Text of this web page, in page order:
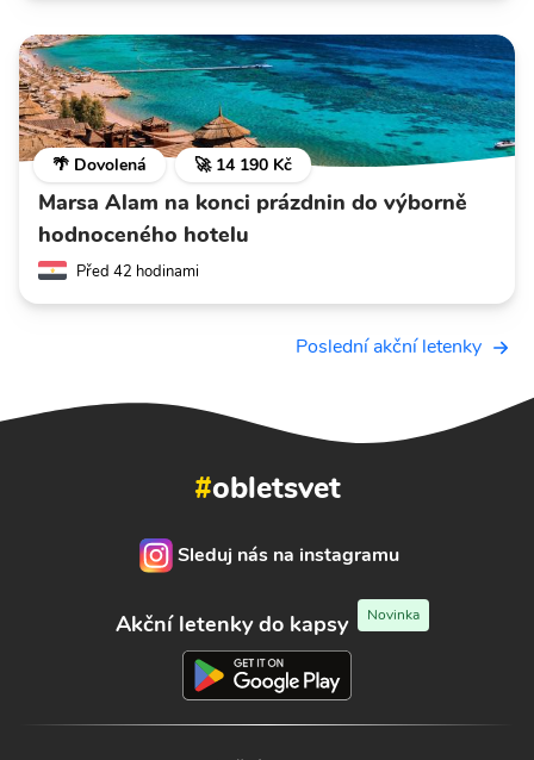
🌴 Dovolená 🚀 14 190 Kč
Marsa Alam na konci prázdnin do výborně
hodnoceného hotelu
Před 42 hodinami
Poslední akční letenky
#obletsvet
Sleduj nás na instagramu
Akční letenky do kapsy Novinka